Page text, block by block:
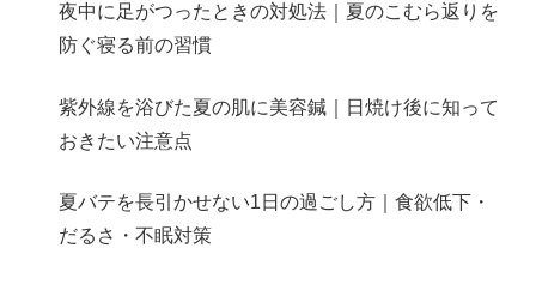
夜中に足がつったときの対処法｜夏のこむら返りを
防ぐ寝る前の習慣
紫外線を浴びた夏の肌に美容鍼｜日焼け後に知って
おきたい注意点
夏バテを長引かせない1日の過ごし方｜食欲低下・
だるさ・不眠対策